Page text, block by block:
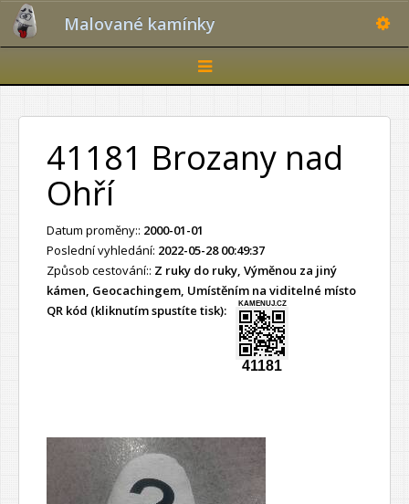
Malované kamínky
Toggle
navigation
41181 Brozany nad
Ohří
Datum proměny:: 2000-01-01
Poslední vyhledání: 2022-05-28 00:49:37
Způsob cestování:: Z ruky do ruky, Výměnou za jiný
kámen, Geocachingem, Umístěním na viditelné místo
QR kód (kliknutím spustíte tisk):
KAMENUJ.CZ
41181